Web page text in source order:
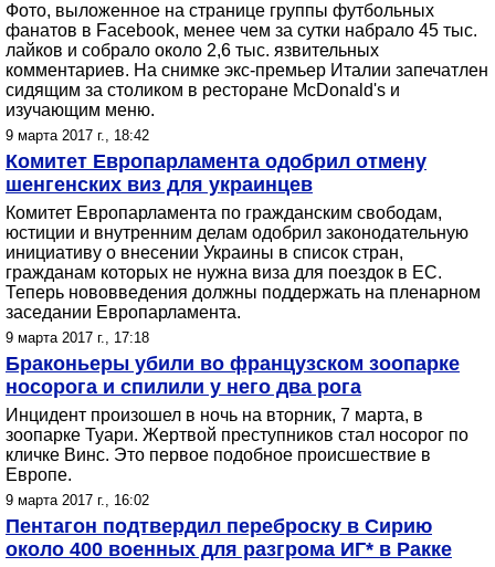
Фото, выложенное на странице группы футбольных
фанатов в Facebook, менее чем за сутки набрало 45 тыс.
лайков и собрало около 2,6 тыс. язвительных
комментариев. На снимке экс-премьер Италии запечатлен
сидящим за столиком в ресторане McDonald's и
изучающим меню.
9 марта 2017 г., 18:42
Комитет Европарламента одобрил отмену
шенгенских виз для украинцев
Комитет Европарламента по гражданским свободам,
юстиции и внутренним делам одобрил законодательную
инициативу о внесении Украины в список стран,
гражданам которых не нужна виза для поездок в ЕС.
Теперь нововведения должны поддержать на пленарном
заседании Европарламента.
9 марта 2017 г., 17:18
Браконьеры убили во французском зоопарке
носорога и спилили у него два рога
Инцидент произошел в ночь на вторник, 7 марта, в
зоопарке Туари. Жертвой преступников стал носорог по
кличке Винс. Это первое подобное происшествие в
Европе.
9 марта 2017 г., 16:02
Пентагон подтвердил переброску в Сирию
около 400 военных для разгрома ИГ* в Ракке